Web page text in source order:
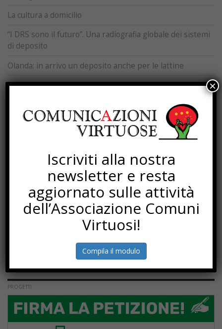
La cultura a domicilio
“I DRS sono il futuro”. Una radiografia globale dei sistemi
di deposito
Olanda: in arrivo un deposito anche per le lattine
Quando e come la plastica si ricicla te lo dice RecyClass
SOTTOSCRIZIONI
PROGETTI
Iscriviti alla nostra
newsletter e resta
aggiornato sulle attività
dell’Associazione Comuni
Virtuosi!
Compila il modulo
×